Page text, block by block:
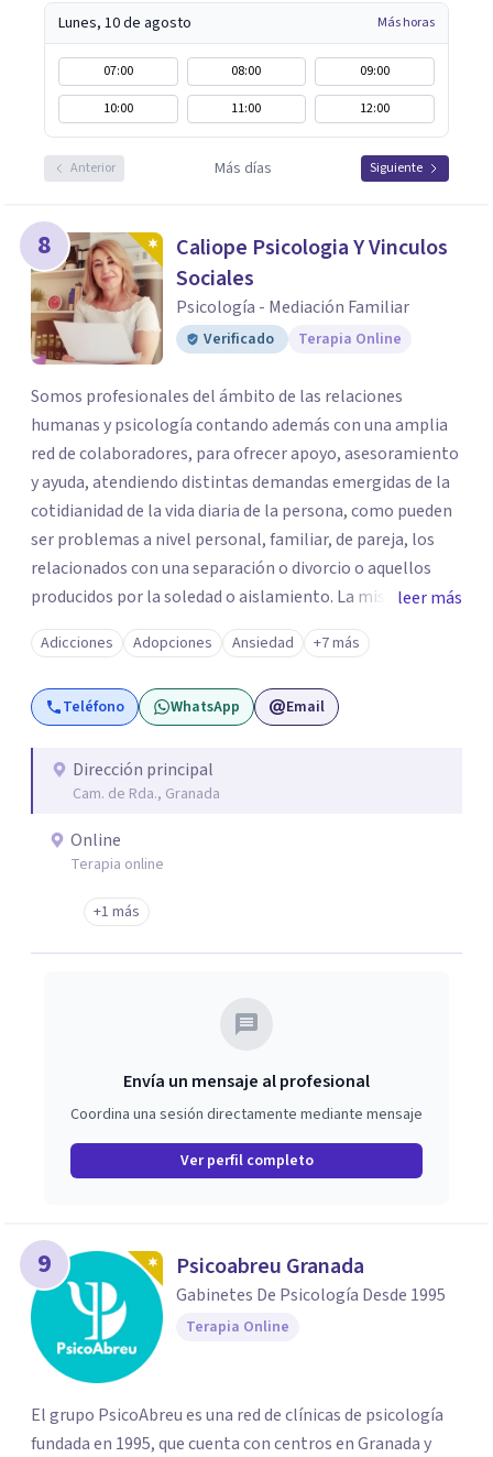
Lunes, 10 de agosto Más horas
07:00 08:00
09:00
10:00
11:00 12:00
Anterior Más días Siguiente
8
Caliope Psicologia Y Vinculos
Sociales
Psicología - Mediación Familiar
Verificado Terapia Online
Somos profesionales del ámbito de las relaciones
humanas y psicología contando además con una amplia
red de colaboradores, para ofrecer apoyo, asesoramiento
y ayuda, atendiendo distintas demandas emergidas de la
cotidianidad de la vida diaria de la persona, como pueden
ser problemas a nivel personal, familiar, de pareja, los
relacionados con una separación o divorcio o aquellos
producidos por la soledad o aislamiento. La misión es
abordar las relaciones humanas, intentando mejorar la
calidad de vida y el bienestar de las personas mediante
una intervención tanto de manera individual como
grupal.
leer más
Adicciones Adopciones Ansiedad +7 más
Teléfono WhatsApp Email
Dirección principal
Cam. de Rda., Granada
Online
Terapia online
+1 más
Envía un mensaje al profesional
Coordina una sesión directamente mediante mensaje
Ver perfil completo
9 Psicoabreu Granada
Gabinetes De Psicología Desde 1995
Terapia Online
El grupo PsicoAbreu es una red de clínicas de psicología
fundada en 1995, que cuenta con centros en Granada y